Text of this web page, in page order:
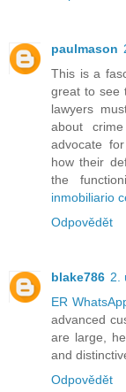
paulmason
This is a
great to see
lawyers
about
advocate
how their
the
inmobiliario
Odpovědět
blake786 2.
ER
advanced
are large,
and
Odpovědět